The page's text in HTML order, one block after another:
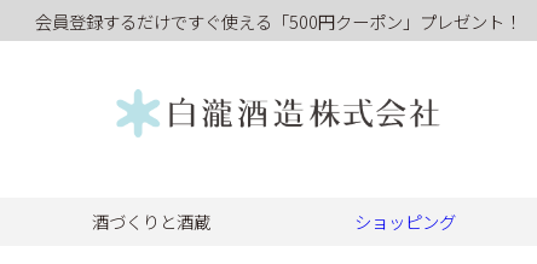
会員登録するだけですぐ使える「500円クーポン」プレゼント！
酒づくりと酒蔵 ショッピング